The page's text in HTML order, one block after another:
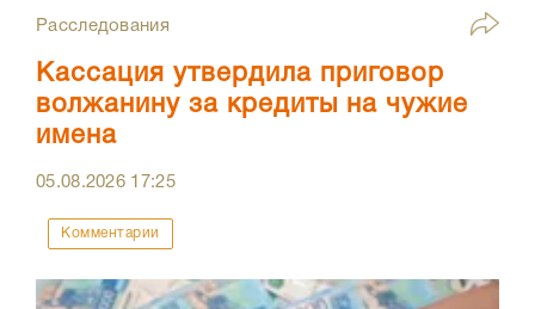
Расследования
Кассация утвердила приговор
волжанину за кредиты на чужие
имена
05.08.2026 17:25
Комментарии